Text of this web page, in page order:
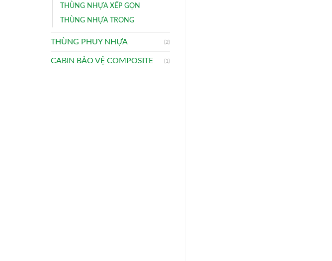
THÙNG NHỰA XẾP GỌN
THÙNG NHỰA TRONG
THÙNG PHUY NHỰA (2)
CABIN BẢO VỆ COMPOSITE (1)